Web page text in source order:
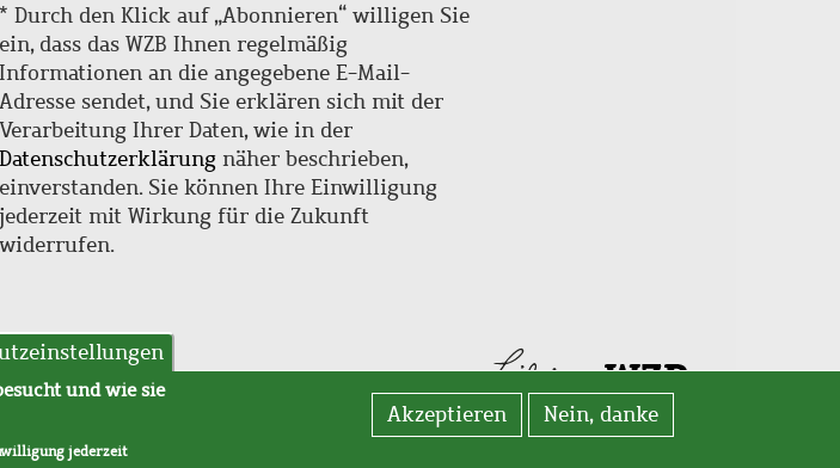
* Durch den Klick auf „Abonnieren“ willigen Sie
ein, dass das WZB Ihnen regelmäßig
Informationen an die angegebene E-Mail-
Adresse sendet, und Sie erklären sich mit der
Verarbeitung Ihrer Daten, wie in der
Datenschutzerklärung näher beschrieben,
einverstanden. Sie können Ihre Einwilligung
jederzeit mit Wirkung für die Zukunft
widerrufen.
und wie sie
jederzeit
Akzeptieren Nein, danke